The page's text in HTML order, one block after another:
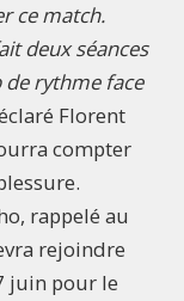
ce match.
deux séances
rythme face
Florent
compter
rappelé au
rejoindre
juin pour le